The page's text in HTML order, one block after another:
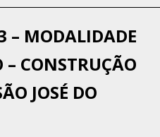
– MODALIDADE
– CONSTRUÇÃO
JOSÉ DO